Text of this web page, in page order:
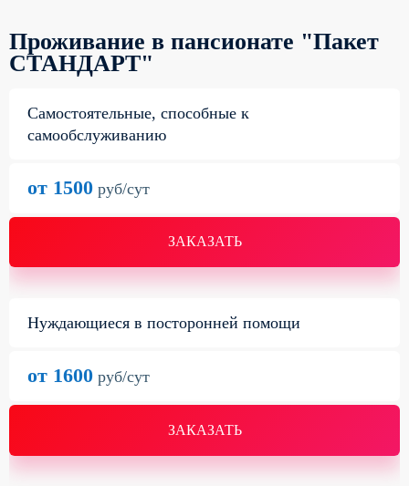
Проживание в пансионате "Пакет
СТАНДАРТ"
Самостоятельные, способные к
самообслуживанию
ЗАКАЗАТЬ
от 1500 руб/сут
Нуждающиеся в посторонней помощи
ЗАКАЗАТЬ
от 1600 руб/сут